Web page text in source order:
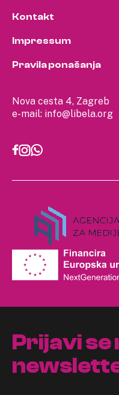
Nova cesta 4, Zagreb
e-mail: info@libela.org
Kontakt
Impressum
Pravila ponašanja
Prijavi se